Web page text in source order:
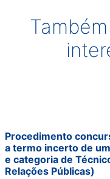
Procedimento
a termo incerto de
e categoria de
Relações Públicas)